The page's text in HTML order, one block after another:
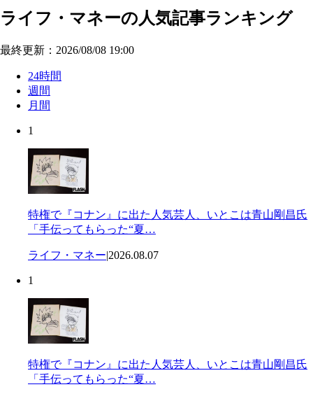
ライフ・マネーの人気記事ランキング
最終更新：2026/08/08 19:00
24時間
週間
月間
1
特権で『コナン』に出た人気芸人、いとこは青山剛昌氏
「手伝ってもらった“夏…
ライフ・マネー|2026.08.07
1
特権で『コナン』に出た人気芸人、いとこは青山剛昌氏
「手伝ってもらった“夏…